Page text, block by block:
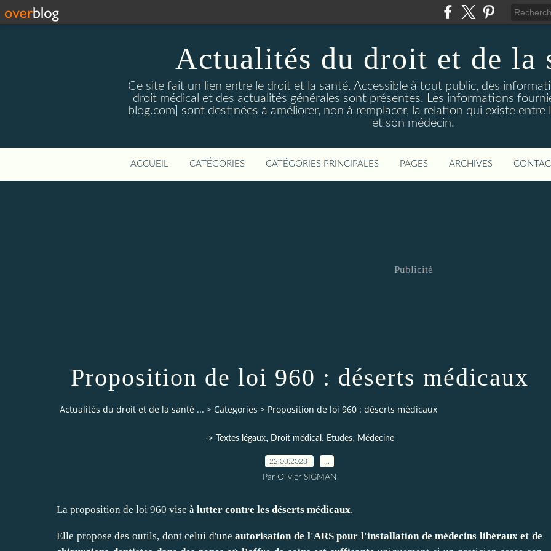
Actualités du droit et de la
Ce site fait un lien entre le droit et la santé. Accessible à tout public, des
droit médical et des actualités générales sont présentes. Les informations
blog.com] sont destinées à améliorer, non à remplacer, la relation qui existe
et son médecin.
ACCUEIL CATÉGORIES CATÉGORIES PRINCIPALES PAGES ARCHIVES
Publicité
Proposition de loi 960 : déserts médicaux
Actualités du droit et de la santé ... > Categories > Proposition de loi 960 : déserts médicaux
-> Textes légaux, Droit médical , Etudes, Médecine
22.03.2023
Par Olivier SIGMAN
La proposition de loi 960 vise à lutter contre les déserts médicaux.
Elle propose des outils, dont celui d'uneautorisation de l'ARS pour l'installation de médecins libéraux et de